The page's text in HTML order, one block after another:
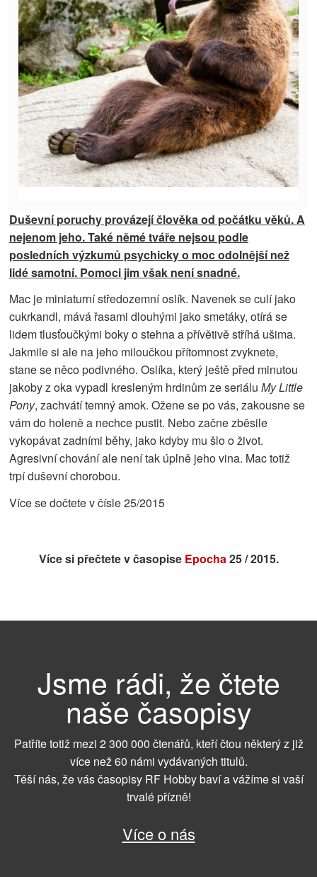
Duševní poruchy provázejí člověka od počátku věků. A
nejenom jeho. Také němé tváře nejsou podle
posledních výzkumů psychicky o moc odolnější než
lidé samotní. Pomoci jim však není snadné.
Mac je miniaturní středozemní oslík. Navenek se culí jako
cukrkandl, mává řasami dlouhými jako smetáky, otírá se
lidem tlusťoučkými boky o stehna a přívětivě stříhá ušima.
Jakmile si ale na jeho miloučkou přítomnost zvyknete,
stane se něco podivného. Oslíka, který ještě před minutou
jakoby z oka vypadl kresleným hrdinům ze seriálu My Little
Pony, zachvátí temný amok. Ožene se po vás, zakousne se
vám do holeně a nechce pustit. Nebo začne zběsile
vykopávat zadními běhy, jako kdyby mu šlo o život.
Agresivní chování ale není tak úplně jeho vina. Mac totiž
trpí duševní chorobou.
Více se dočtete v čísle 25/2015
Více si přečtete v časopise Epocha25 / 2015.
Jsme rádi, že čtete
naše časopisy
Patříte totiž mezi 2 300 000 čtenářů, kteří čtou některý z již
více než 60 námi vydávaných titulů.
Těší nás, že vás časopisy RF Hobby baví a vážíme si vaší
trvalé přízně!
Více o nás